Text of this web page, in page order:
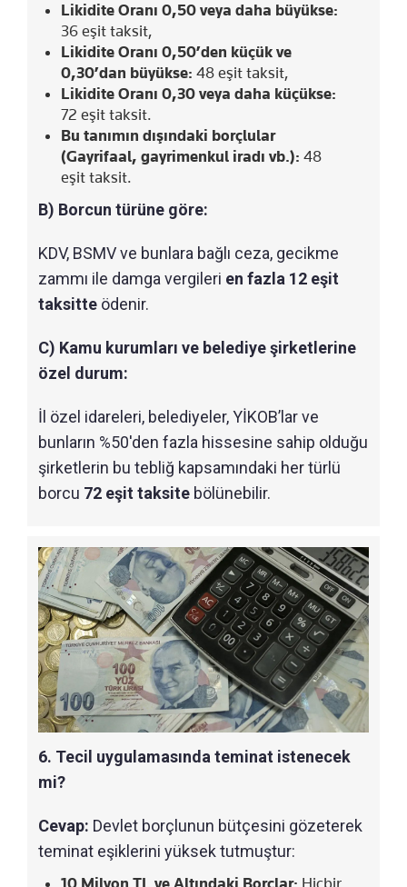
Likidite Oranı 0,50 veya daha büyükse:
36 eşit taksit,
Likidite Oranı 0,50’den küçük ve
0,30’dan büyükse: 48 eşit taksit,
Likidite Oranı 0,30 veya daha küçükse:
72 eşit taksit.
Bu tanımın dışındaki borçlular
(Gayrifaal, gayrimenkul iradı vb.): 48
eşit taksit.
B) Borcun türüne göre:
KDV, BSMV ve bunlara bağlı ceza, gecikme
zammı ile damga vergileri en fazla 12 eşit
taksitte ödenir.
C) Kamu kurumları ve belediye şirketlerine
özel durum:
İl özel idareleri, belediyeler, YİKOB’lar ve
bunların %50'den fazla hissesine sahip olduğu
şirketlerin bu tebliğ kapsamındaki her türlü
borcu 72 eşit taksite bölünebilir.
6. Tecil uygulamasında teminat istenecek
mi?
Cevap: Devlet borçlunun bütçesini gözeterek
teminat eşiklerini yüksek tutmuştur: